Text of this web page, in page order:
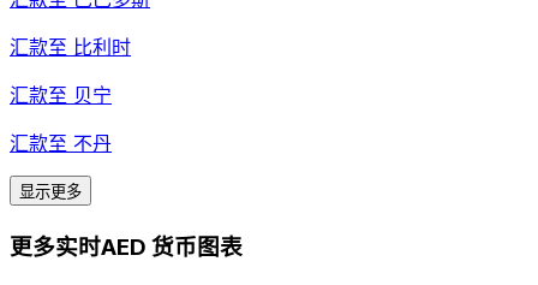
汇款至 比利时
汇款至 贝宁
汇款至 不丹
显示更多
更多实时AED 货币图表